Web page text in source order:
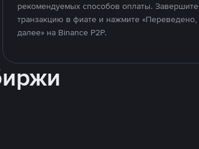
рекомендуемых способов оплаты. Завершите
транзакцию в фиате и нажмите «Переведено,
далее» на Binance P2P.